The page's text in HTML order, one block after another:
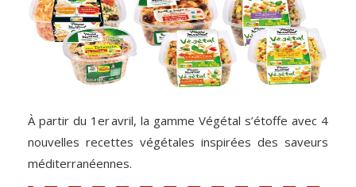
À partir du 1er avril, la gamme Végétal s’étoffe avec 4
nouvelles recettes végétales inspirées des saveurs
méditerranéennes.